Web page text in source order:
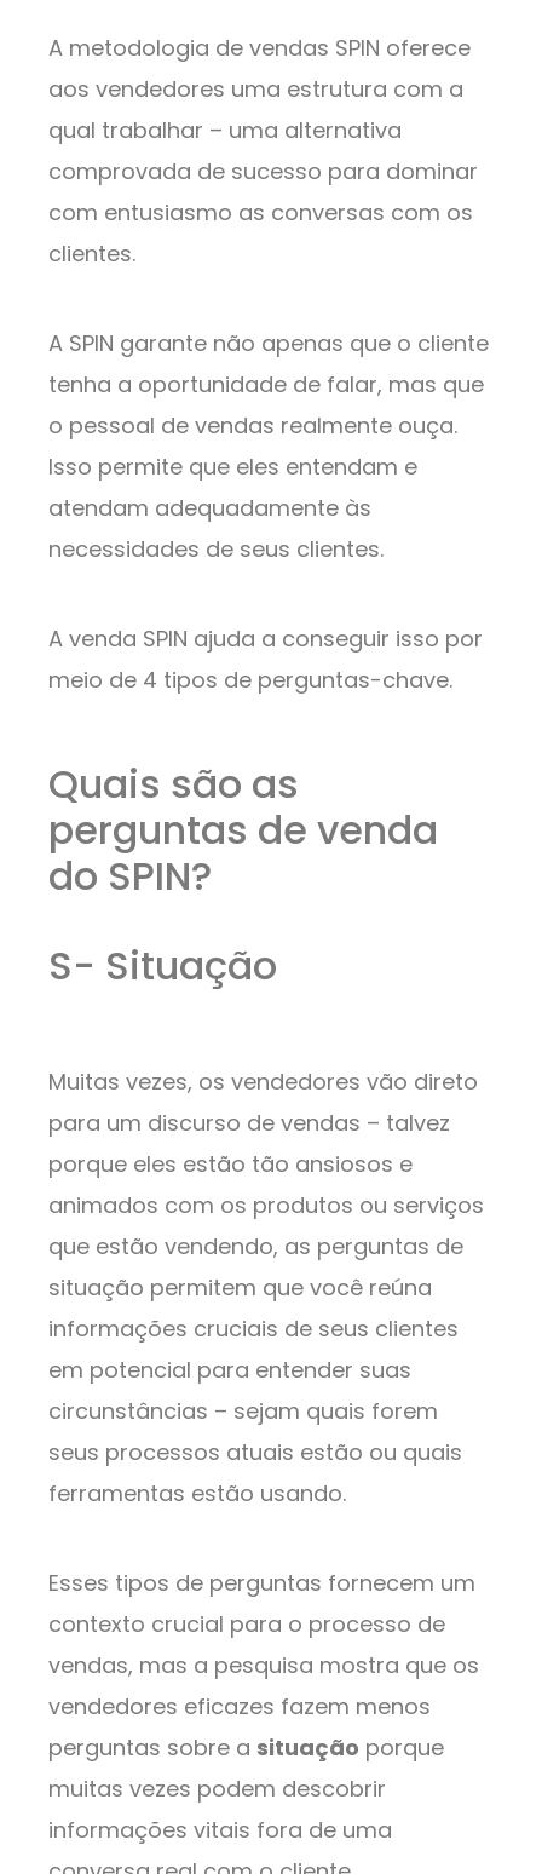
A metodologia de vendas SPIN oferece
aos vendedores uma estrutura com a
qual trabalhar – uma alternativa
comprovada de sucesso para dominar
com entusiasmo as conversas com os
clientes.
A SPIN garante não apenas que o cliente
tenha a oportunidade de falar, mas que
o pessoal de vendas realmente ouça.
Isso permite que eles entendam e
atendam adequadamente às
necessidades de seus clientes.
A venda SPIN ajuda a conseguir isso por
meio de 4 tipos de perguntas-chave.
Quais são as
perguntas de venda
do SPIN?
S- Situação
Muitas vezes, os vendedores vão direto
para um discurso de vendas – talvez
porque eles estão tão ansiosos e
animados com os produtos ou serviços
que estão vendendo, as perguntas de
situação permitem que você reúna
informações cruciais de seus clientes
em potencial para entender suas
circunstâncias – sejam quais forem
seus processos atuais estão ou quais
ferramentas estão usando.
Esses tipos de perguntas fornecem um
contexto crucial para o processo de
vendas, mas a pesquisa mostra que os
vendedores eficazes fazem menos
perguntas sobre a situação porque
muitas vezes podem descobrir
informações vitais fora de uma